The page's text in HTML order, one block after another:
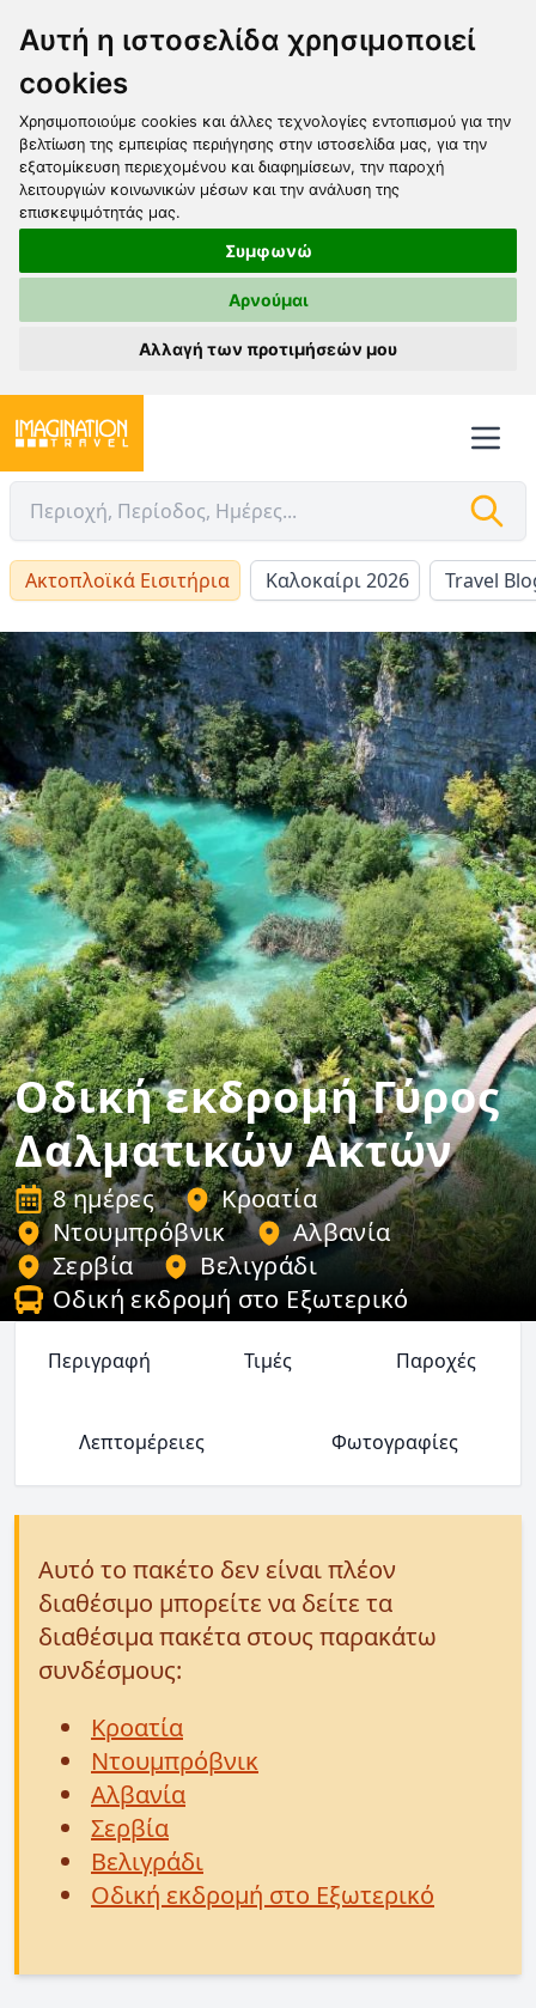
Αυτή η ιστοσελίδα χρησιμοποιεί
cookies
Χρησιμοποιούμε cookies και άλλες τεχνολογίες εντοπισμού για την
βελτίωση της εμπειρίας περιήγησης στην ιστοσελίδα μας, για την
εξατομίκευση περιεχομένου και διαφημίσεων, την παροχή
λειτουργιών κοινωνικών μέσων και την ανάλυση της
επισκεψιμότητάς μας.
Συμφωνώ
Αρνούμαι
Αλλαγή των προτιμήσεών μου
Ακτοπλοϊκά Εισιτήρια Καλοκαίρι 2026 Travel
Οδική εκδρομή Γύρος
Δαλματικών Ακτών
8 ημέρες
Κροατία
Ντουμπρόβνικ
Αλβανία
Σερβία
Βελιγράδι
Οδική εκδρομή στο Εξωτερικό
Περιγραφή Τιμές Παροχές
Λεπτομέρειες Φωτογραφίες
Αυτό το πακέτο δεν είναι πλέον
διαθέσιμο μπορείτε να δείτε τα
διαθέσιμα πακέτα στους παρακάτω
συνδέσμους:
Κροατία
Ντουμπρόβνικ
Αλβανία
Σερβία
Βελιγράδι
Οδική εκδρομή στο Εξωτερικό